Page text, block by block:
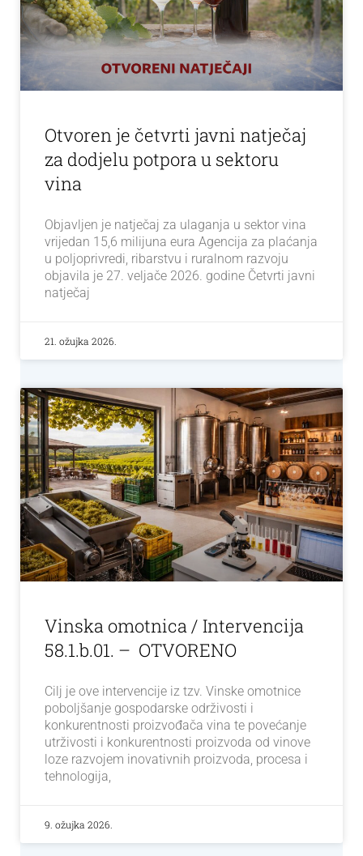
Otvoren je četvrti javni natječaj
za dodjelu potpora u sektoru
vina
Objavljen je natječaj za ulaganja u sektor vina
vrijedan 15,6 milijuna eura Agencija za plaćanja
u poljoprivredi, ribarstvu i ruralnom razvoju
objavila je 27. veljače 2026. godine Četvrti javni
natječaj
21. ožujka 2026.
Vinska omotnica / Intervencija
58.1.b.01. – OTVORENO
Cilj je ove intervencije iz tzv. Vinske omotnice
poboljšanje gospodarske održivosti i
konkurentnosti proizvođača vina te povećanje
utrživosti i konkurentnosti proizvoda od vinove
loze razvojem inovativnih proizvoda, procesa i
tehnologija,
9. ožujka 2026.